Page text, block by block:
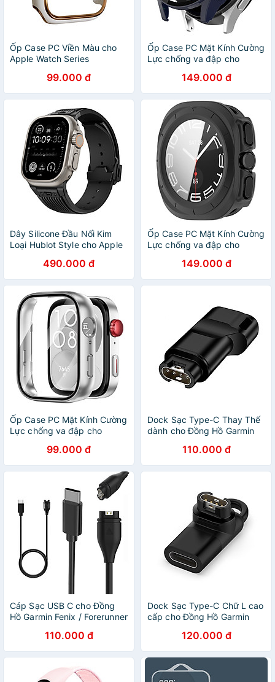
Ốp Case PC Viền Màu cho
Apple Watch Series
40mm/41mm/44mm/45mm
- Hàng Chính Hãng
99.000 đ
Ốp Case PC Mặt Kính Cường
Lực chống va đập cho
40mm / 44mm - Hàng Chính
Hãng
149.000 đ
Dây Silicone Đầu Nối Kim
Loại Hublot Style cho Apple
Watch Series
4/5/6/7/8/9/SE/10 Size
44/45/46/49mm - Hàng
Chính Hãng
490.000 đ
Ốp Case PC Mặt Kính Cường
Lực chống va đập cho
Ultra - Hàng Chính Hãng
149.000 đ
Ốp Case PC Mặt Kính Cường
Lực chống va đập cho
Chính Hãng99.000 đ
Dock Sạc Type-C Thay Thế
dành cho Đồng Hồ Garmin
Vivoactive / Vivomove /
Venu / Approach / Epix -
Hàng Chính Hãng
110.000 đ
Cáp Sạc USB C cho Đồng
Hồ Garmin Fenix / Forerunner
Vivomove / Venu / Approach
/ Tactix / Epix Pro - Hàng
nhập khẩu
110.000 đ
Dock Sạc Type-C Chữ L cao
cấp cho Đồng Hồ Garmin
Vivoactive / Vivomove /
Venu / Approach / Tactix -
Hàng chính hãng
120.000 đ